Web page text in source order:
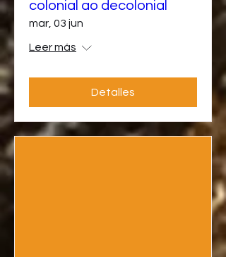
colonial ao decolonial
mar, 03 jun
Leer más
Detalles